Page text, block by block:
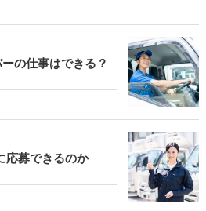
の仕事はできる？
応募できるのか